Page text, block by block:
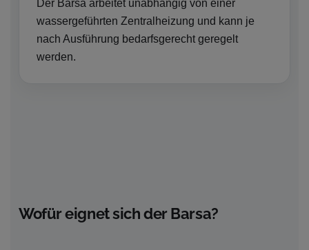
Der Barsa arbeitet unabhängig von einer
wassergeführten Zentralheizung und kann je
nach Ausführung bedarfsgerecht geregelt
werden.
Wofür eignet sich der Barsa?